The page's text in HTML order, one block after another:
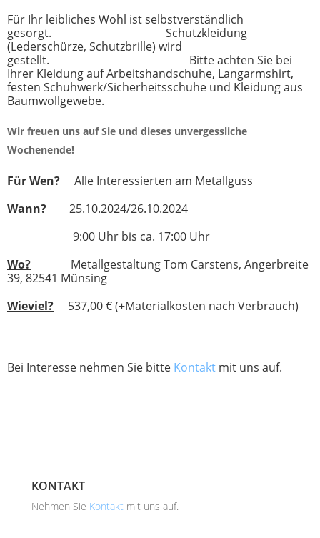
Für Ihr leibliches Wohl ist selbstverständlich
gesorgt. Schutzkleidung
(Lederschürze, Schutzbrille) wird
gestellt. Bitte achten Sie bei
Ihrer Kleidung auf Arbeitshandschuhe, Langarmshirt,
festen Schuhwerk/Sicherheitsschuhe und Kleidung aus
Baumwollgewebe.
Wir freuen uns auf Sie und dieses unvergessliche
Wochenende!
Für Wen? Alle Interessierten am Metallguss
Wann?
25.10.2024/26.10.2024
9:00 Uhr bis ca. 17:00 Uhr
Wo?
Metallgestaltung Tom Carstens, Angerbreite
39, 82541 Münsing
Wieviel?
537,00 € (+Materialkosten nach Verbrauch)
Bei Interesse nehmen Sie bitte Kontakt mit uns auf.
KONTAKT
Nehmen Sie Kontakt mit uns auf.